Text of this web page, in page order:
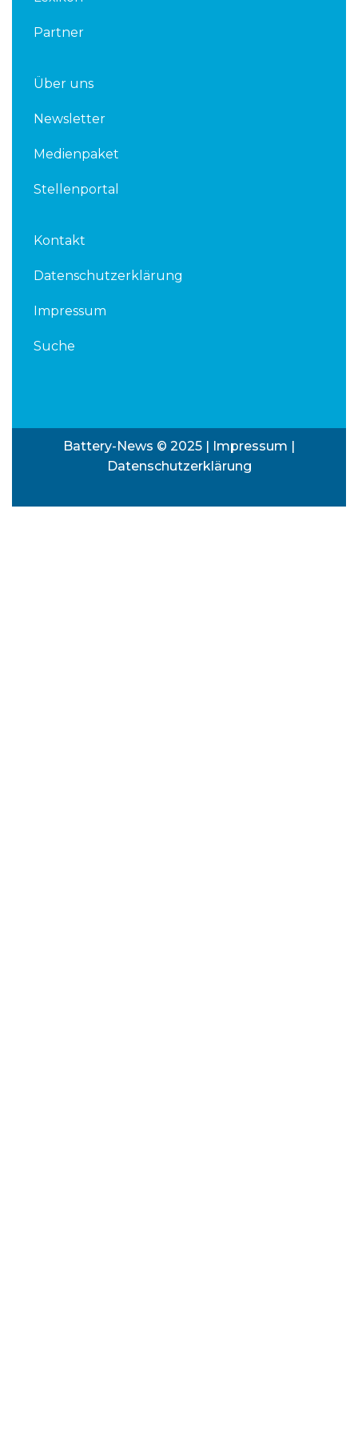
Partner
Über uns
Newsletter
Medienpaket
Stellenportal
Kontakt
Datenschutzerklärung
Impressum
Suche
Battery-News © 2025 | Impressum |
Datenschutzerklärung